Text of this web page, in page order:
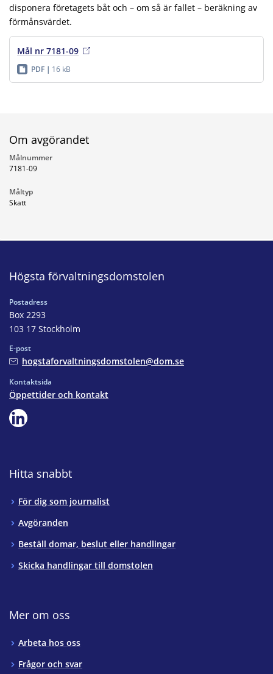
disponera företagets båt och – om så är fallet – beräkning av
förmånsvärdet.
Mål nr 7181-09
PDF 16 kB
Om avgörandet
Målnummer
7181-09
Måltyp
Skatt
Högsta förvaltningsdomstolen
Postadress
Box 2293
103 17 Stockholm
E-post
hogstaforvaltningsdomstolen@dom.se
Kontaktsida
Öppettider och kontakt
Hitta snabbt
För dig som journalist
Avgöranden
Beställ domar, beslut eller handlingar
Skicka handlingar till domstolen
Mer om oss
Arbeta hos oss
Frågor och svar